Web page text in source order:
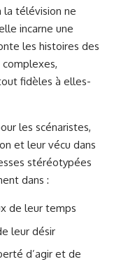
la télévision ne
incarne une
les histoires des
complexes,
fidèles à elles-
les scénaristes,
et leur vécu dans
stéréotypées
dans :
de leur temps
leur désir
d’agir et de